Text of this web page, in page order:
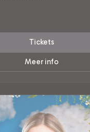
Tickets
Meer info